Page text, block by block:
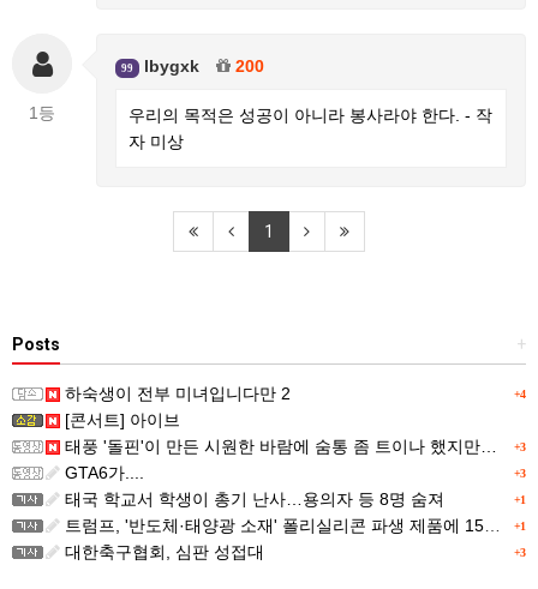
1등
99 lbygxk 200
우리의 목적은 성공이 아니라 봉사라야 한다. - 작
자 미상
1
+
Posts
+4
하숙생이 전부 미녀입니다만 2
[콘서트] 아이브
+3
태풍 '돌핀'이 만든 시원한 바람에 숨통 좀 트이나 했지만…
+3
GTA6가....
+1
태국 학교서 학생이 총기 난사…용의자 등 8명 숨져
+1
트럼프, '반도체·태양광 소재' 폴리실리콘 파생 제품에 15% 관세...한국 기업도 영향
+3
대한축구협회, 심판 성접대